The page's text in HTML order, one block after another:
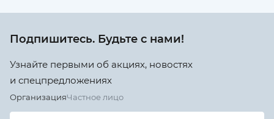
Подпишитесь. Будьте с нами!
Узнайте первыми об акциях, новостях
и спецпредложениях
ОрганизацияЧастное лицо